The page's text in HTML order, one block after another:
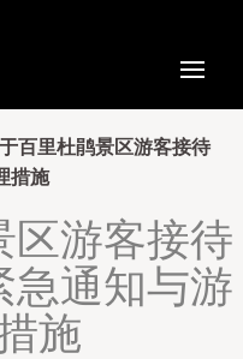
百里杜鹃景区游客接待
措施
区游客接待
急通知与游
施